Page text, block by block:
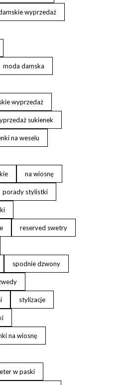
wyprzedaż
moda damska
wyprzedaż
sukienek
na weselu
na wiosnę
porady stylistki
reserved swetry
spodnie dzwony
stylizacje
na wiosnę
w paski